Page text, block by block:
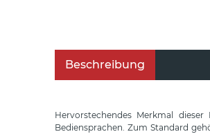
Beschreibung
Hervorstechendes Merkmal
Bediensprachen. Zum Standard